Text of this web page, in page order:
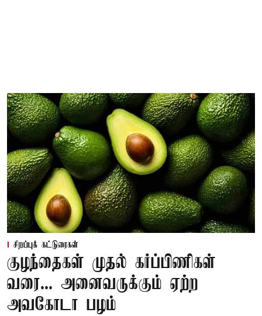
சிறப்புக் கட்டுரைகள்
குழந்தைகள் முதல் கர்ப்பிணிகள்
வரை... அனைவருக்கும் ஏற்ற
அவகோடா பழம்